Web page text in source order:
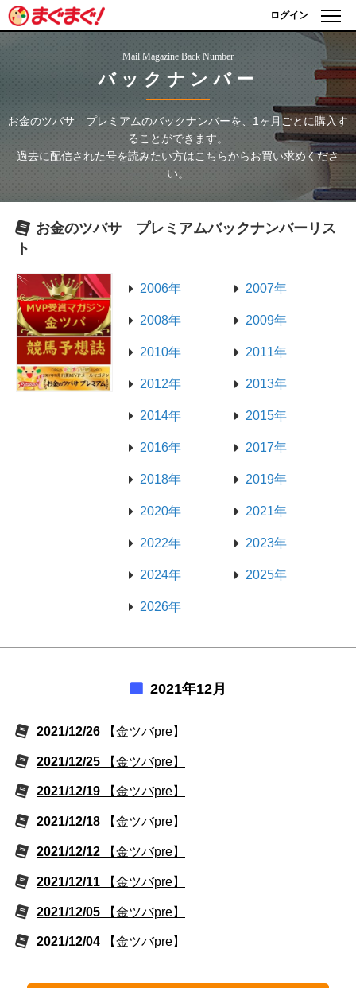
ログイン
Mail Magazine Back Number
バックナンバー
お金のツバサ プレミアムのバックナンバーを、1ヶ月ごとに購入す
ることができます。
過去に配信された号を読みたい方はこちらからお買い求めくださ
い。
お金のツバサ プレミアムバックナンバーリス
ト
2006年 2007年
2008年 2009年
2010年 2011年
2012年 2013年
2014年 2015年
2016年 2017年
2018年 2019年
2020年 2021年
2022年 2023年
2024年 2025年
2026年
2021年12月
2021/12/26 【金ツバpre】
2021/12/25 【金ツバpre】
2021/12/19 【金ツバpre】
2021/12/18 【金ツバpre】
2021/12/12 【金ツバpre】
2021/12/11 【金ツバpre】
2021/12/05 【金ツバpre】
2021/12/04 【金ツバpre】